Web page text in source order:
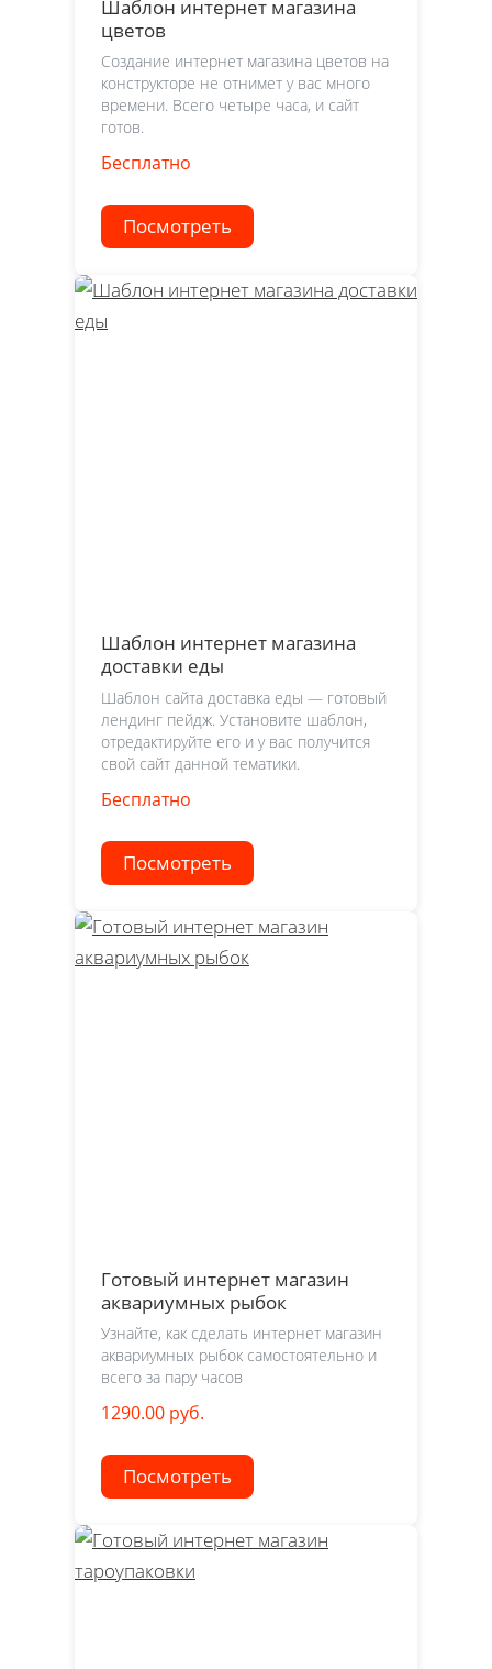
Шаблон интернет магазина
цветов
Создание интернет магазина цветов на
конструкторе не отнимет у вас много
времени. Всего четыре часа, и сайт
готов.
Бесплатно
Посмотреть
Шаблон интернет магазина
доставки еды
Шаблон сайта доставка еды — готовый
лендинг пейдж. Установите шаблон,
отредактируйте его и у вас получится
свой сайт данной тематики.
Бесплатно
Посмотреть
Готовый интернет магазин
аквариумных рыбок
Узнайте, как сделать интернет магазин
аквариумных рыбок самостоятельно и
всего за пару часов
1290.00 руб.
Посмотреть